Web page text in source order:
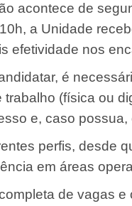
acontece de
a Unidade
efetividade nos
é
trabalho (física ou
e, caso
perfis, desde
em áreas
de vagas